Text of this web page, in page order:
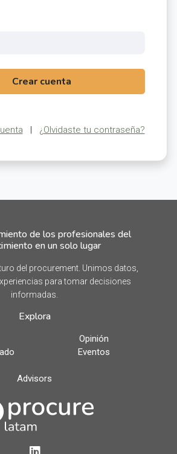
Crear cuenta
| ¿Olvidaste tu contraseña?
de los profesionales del
en un solo lugar
del procurement. Unimos datos,
para tomar decisiones
informadas.
Explora
Opinión
Eventos
Advisors
LinkedIn